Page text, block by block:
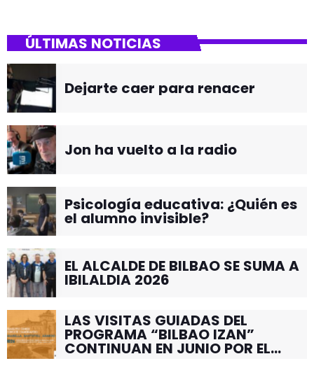
ÚLTIMAS NOTICIAS
Dejarte caer para renacer
Jon ha vuelto a la radio
Psicología educativa: ¿Quién es
el alumno invisible?
EL ALCALDE DE BILBAO SE SUMA A
IBILALDIA 2026
LAS VISITAS GUIADAS DEL
PROGRAMA “BILBAO IZAN”
CONTINUAN EN JUNIO POR EL